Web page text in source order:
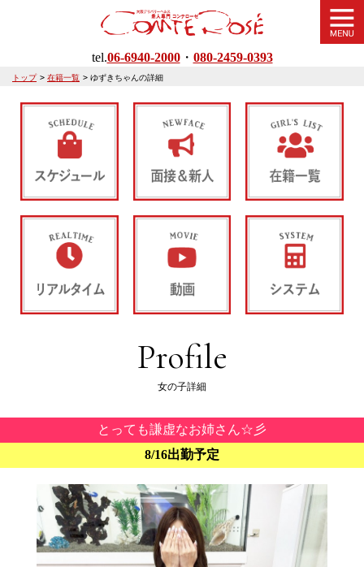
tel.06-6940-2000・ 080-2459-0393
トップ > 在籍一覧 > ゆずきちゃんの詳細
Profile
女の子詳細
とっても謙虚なお姉さん☆彡
8/16出勤予定